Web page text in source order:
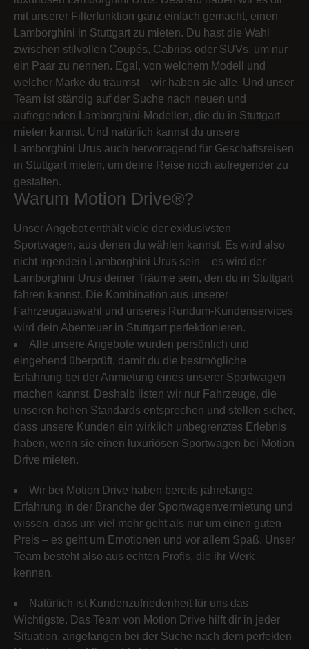
mit unserer Filterfunktion ganz einfach gemacht, einen
Lamborghini in Stuttgart zu mieten. Du hast die Wahl
zwischen stilvollen Coupés, Cabrios oder SUVs, um nur
ein Paar zu nennen. Egal, von welchem Modell und
welcher Marke du träumst – wir haben sie alle. Und unser
Team ist ständig auf der Suche nach neuen und
aufregenden Lamborghini-Modellen, die du in Stuttgart
mieten kannst. Und natürlich kannst du unsere
Lamborghini Urus auch hervorragend für Geschäftsreisen
in Stuttgart mieten, um deine Reise noch aufregender zu
gestalten.
Warum Motion Drive®?
Unser Angebot enthält viele der exklusivsten
Sportwagen, aus denen du wählen kannst. Es wird also
nicht irgendein Lamborghini Urus sein – es wird der
Lamborghini Urus deiner Träume sein, den du in Stuttgart
fahren kannst. Die Kombination aus unserer
Fahrzeugauswahl und unseres Rundum-Kundenservices
wird dein Abenteuer in Stuttgart perfektionieren.
Alle unsere Angebote wurden persönlich und
eingehend überprüft, damit du die bestmögliche
Erfahrung bei der Anmietung eines unserer Sportwagen
machen kannst. Deshalb listen wir nur Fahrzeuge, die
unseren hohen Standards entsprechen und stellen sicher,
dass unsere Kunden ein wirklich unbegrenztes Erlebnis
haben, wenn sie einen luxuriösen Sportwagen bei Motion
Drive mieten.
Wir bei Motion Drive haben bereits jahrelange
Erfahrung in der Branche der Sportwagenvermietung und
wissen, dass um viel mehr geht als nur um einen guten
Preis – es geht um Emotionen und vor allem Spaß. Unser
Team besteht also aus echten Profis, die ihr Werk
kennen.
Natürlich ist Kundenzufriedenheit für uns das
Wichtigste. Das Team von Motion Drive hilft dir in jeder
Situation, angefangen bei der Suche nach dem perfekten